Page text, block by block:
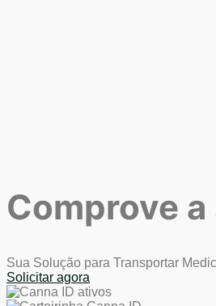
Comprove
Sua Solução para Transportar
Solicitar agora